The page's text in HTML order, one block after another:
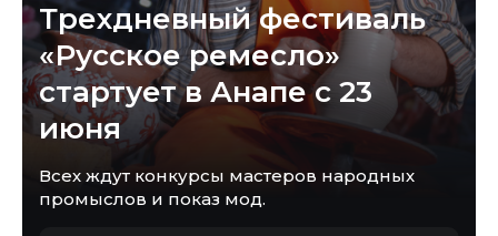
Трехдневный фестиваль
«Русское ремесло»
стартует в Анапе с 23
июня
Всех ждут конкурсы мастеров народных
промыслов и показ мод.